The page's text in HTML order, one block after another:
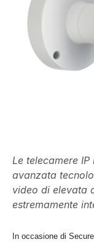
Le telecamere
avanzata
video di elevata
estremamente
In occasione di